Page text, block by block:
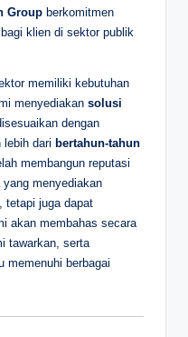
Group berkomitmen
klien di sektor publik
memiliki kebutuhan
menyediakan solusi
dengan
lebih dari bertahun-tahun
membangun reputasi
yang menyediakan
tetapi juga dapat
akan membahas secara
tawarkan, serta
memenuhi berbagai